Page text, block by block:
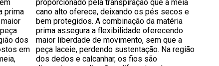
prima
dos
em
proporcionado pela transpiração que a meia
cano alto oferece, deixando os pés secos e
bem protegidos. A combinação da matéria
prima assegura a flexibilidade oferecendo
maior liberdade de movimento, sem que a
peça laceie, perdendo sustentação. Na região
dos dedos e calcanhar, os fios são